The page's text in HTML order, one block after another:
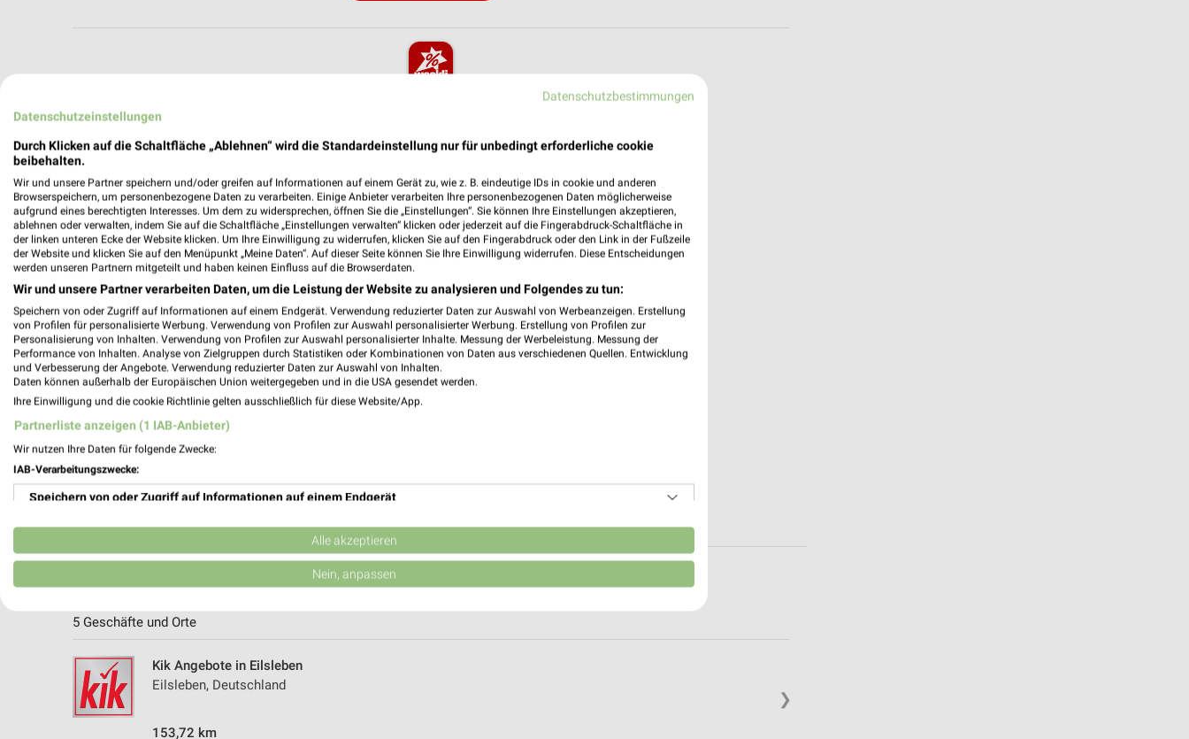
weekli - Prospekte & Angebote App
Alle Kik Angebote immer griffbereit – mit der kostenlosen weekli App für iOS & Android.
✔Standortgenaue Angebote
✔Folge deinem Lieblingshändler
✔Push-Benachrichtigungen bei neuen Prospekten
✔Einkaufsliste - Einkauf stressfrei planen
Nutze weekli auch mobil – App jetzt laden oder QR-Code scannen.
Weitere Kik Geschäfte mit Angeboten in und um Oschersleben (Bode)
5 Geschäfte und Orte
❯
Kik Angebote in Eilsleben
Eilsleben, Deutschland
153,72 km
Datenschutzbestimmungen
Datenschutzeinstellungen
Durch Klicken auf die Schaltfläche „Ablehnen“ wird die Standardeinstellung nur für unbedingt erforderliche cookie
beibehalten.
Wir und unsere Partner speichern und/oder greifen auf Informationen auf einem Gerät zu, wie z. B. eindeutige IDs in cookie und anderen
Browserspeichern, um personenbezogene Daten zu verarbeiten. Einige Anbieter verarbeiten Ihre personenbezogenen Daten möglicherweise
aufgrund eines berechtigten Interesses. Um dem zu widersprechen, öffnen Sie die „Einstellungen“. Sie können Ihre Einstellungen akzeptieren,
ablehnen oder verwalten, indem Sie auf die Schaltfläche „Einstellungen verwalten“ klicken oder jederzeit auf die Fingerabdruck-Schaltfläche in
der linken unteren Ecke der Website klicken. Um Ihre Einwilligung zu widerrufen, klicken Sie auf den Fingerabdruck oder den Link in der Fußzeile
der Website und klicken Sie auf den Menüpunkt „Meine Daten“. Auf dieser Seite können Sie Ihre Einwilligung widerrufen. Diese Entscheidungen
werden unseren Partnern mitgeteilt und haben keinen Einfluss auf die Browserdaten.
Wir und unsere Partner verarbeiten Daten, um die Leistung der Website zu analysieren und Folgendes zu tun:
Speichern von oder Zugriff auf Informationen auf einem Endgerät. Verwendung reduzierter Daten zur Auswahl von Werbeanzeigen. Erstellung
von Profilen für personalisierte Werbung. Verwendung von Profilen zur Auswahl personalisierter Werbung. Erstellung von Profilen zur
Personalisierung von Inhalten. Verwendung von Profilen zur Auswahl personalisierter Inhalte. Messung der Werbeleistung. Messung der
Performance von Inhalten. Analyse von Zielgruppen durch Statistiken oder Kombinationen von Daten aus verschiedenen Quellen. Entwicklung
und Verbesserung der Angebote. Verwendung reduzierter Daten zur Auswahl von Inhalten.
Daten können außerhalb der Europäischen Union weitergegeben und in die USA gesendet werden.
Ihre Einwilligung und die cookie Richtlinie gelten ausschließlich für diese Website/App.
Partnerliste anzeigen (1 IAB-Anbieter)
Wir nutzen Ihre Daten für folgende Zwecke:
IAB-Verarbeitungszwecke:
Speichern von oder Zugriff auf Informationen auf einem Endgerät
Verwendung reduzierter Daten zur Auswahl von Werbeanzeigen
Erstellung von Profilen für personalisierte Werbung
Verwendung von Profilen zur Auswahl personalisierter Inhalte
Messung der Werbeleistung
Alle akzeptieren
Nein, anpassen